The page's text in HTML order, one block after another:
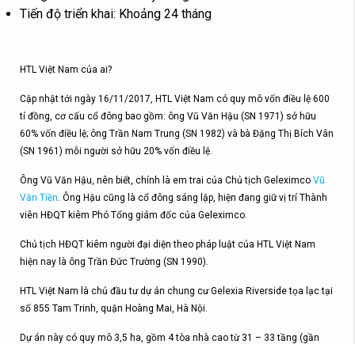
Tiến độ triển khai: Khoảng 24 tháng
HTL Việt Nam của ai?
Cập nhật tới ngày 16/11/2017, HTL Việt Nam có quy mô vốn điều lệ 600
tỉ đồng, cơ cấu cổ đông bao gồm: ông Vũ Văn Hậu (SN 1971) sở hữu
60% vốn điều lệ; ông Trần Nam Trung (SN 1982) và bà Đặng Thị Bích Vân
(SN 1961) mỗi người sở hữu 20% vốn điều lệ.
Ông Vũ Văn Hậu, nên biết, chính là em trai của Chủ tịch Geleximco Vũ
Văn Tiền. Ông Hậu cũng là cổ đông sáng lập, hiện đang giữ vị trí Thành
viên HĐQT kiêm Phó Tổng giám đốc của Geleximco.
Chủ tịch HĐQT kiêm người đại diện theo pháp luật của HTL Việt Nam
hiện nay là ông Trần Đức Trường (SN 1990).
HTL Việt Nam là chủ đầu tư dự án chung cư Gelexia Riverside tọa lạc tại
số 855 Tam Trinh, quận Hoàng Mai, Hà Nội.
Dự án này có quy mô 3,5 ha, gồm 4 tòa nhà cao từ 31 – 33 tầng (gần